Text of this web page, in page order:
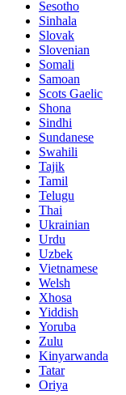
Sesotho
Sinhala
Slovak
Slovenian
Somali
Samoan
Scots Gaelic
Shona
Sindhi
Sundanese
Swahili
Tajik
Tamil
Telugu
Thai
Ukrainian
Urdu
Uzbek
Vietnamese
Welsh
Xhosa
Yiddish
Yoruba
Zulu
Kinyarwanda
Tatar
Oriya